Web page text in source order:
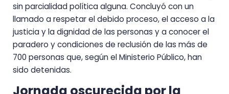
sin parcialidad política alguna. Concluyó con un
llamado a respetar el debido proceso, el acceso a la
justicia y la dignidad de las personas y a conocer el
paradero y condiciones de reclusión de las más de
700 personas que, según el Ministerio Público, han
sido detenidas.
Jornada oscurecida por la